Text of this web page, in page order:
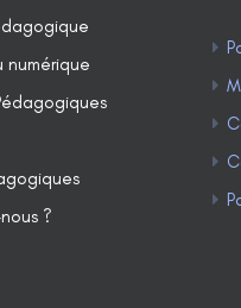
numérique
?